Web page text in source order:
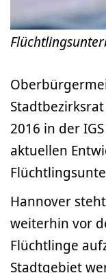
2016 in der
aktuellen
Hannover
weiterhin vor
Flüchtlinge
Stadtgebiet